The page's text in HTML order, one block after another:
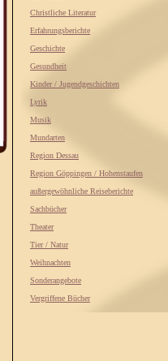
Christliche Literatur
Erfahrungsberichte
Geschichte
Gesundheit
Kinder / Jugendgeschichten
Lyrik
Musik
Mundarten
Region Dessau
Region Göppingen / Hohenstaufen
außergewöhnliche Reiseberichte
Sachbücher
Theater
Tier / Natur
Weihnachten
Sonderangebote
Vergriffene Bücher